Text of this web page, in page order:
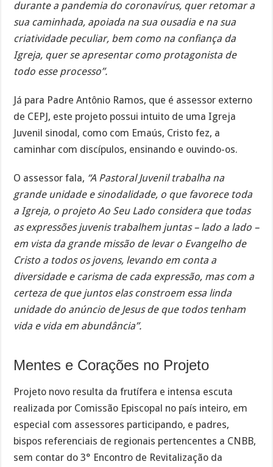
durante a pandemia do coronavírus, quer retomar a
sua caminhada, apoiada na sua ousadia e na sua
criatividade peculiar, bem como na confiança da
Igreja, quer se apresentar como protagonista de
todo esse processo”.
Já para Padre Antônio Ramos, que é assessor externo
de CEPJ, este projeto possui intuito de uma Igreja
Juvenil sinodal, como com Emaús, Cristo fez, a
caminhar com discípulos, ensinando e ouvindo-os.
O assessor fala, “A Pastoral Juvenil trabalha na
grande unidade e sinodalidade, o que favorece toda
a Igreja, o projeto Ao Seu Lado considera que todas
as expressões juvenis trabalhem juntas – lado a lado –
em vista da grande missão de levar o Evangelho de
Cristo a todos os jovens, levando em conta a
diversidade e carisma de cada expressão, mas com a
certeza de que juntos elas constroem essa linda
unidade do anúncio de Jesus de que todos tenham
vida e vida em abundância”.
Mentes e Corações no Projeto
Projeto novo resulta da frutífera e intensa escuta
realizada por Comissão Episcopal no país inteiro, em
especial com assessores participando, e padres,
bispos referenciais de regionais pertencentes a CNBB,
sem contar do 3° Encontro de Revitalização da